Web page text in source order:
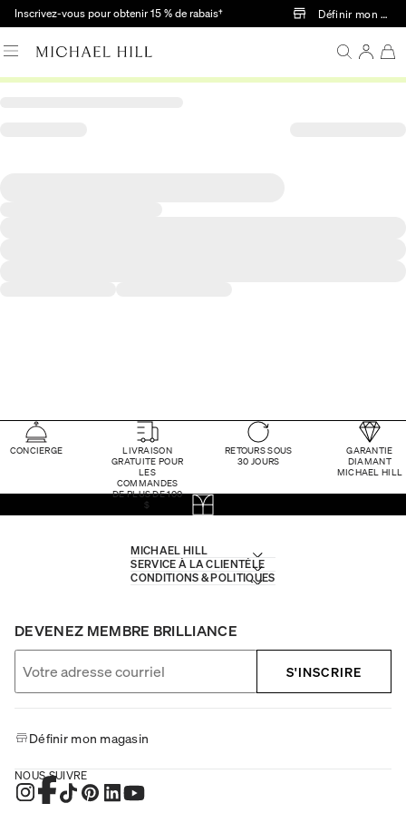
Passer au contenu principal
Inscrivez-vous pour obtenir 15 % de rabais† Définir mon
CONCIERGE
LIVRAISON
GRATUITE POUR
LES
COMMANDES
DE PLUS DE 100
$
RETOURS SOUS
30 JOURS
GARANTIE
DIAMANT
MICHAEL HILL
MICHAEL HILL
SERVICE À LA CLIENTÈLE
CONDITIONS & POLITIQUES
DEVENEZ MEMBRE BRILLIANCE
S'INSCRIRE
Définir mon magasin
NOUS SUIVRE